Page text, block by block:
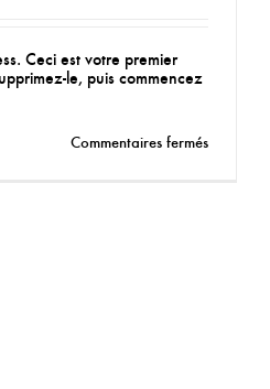
Ceci est votre premier
le, puis commencez
Commentaires ferméssur